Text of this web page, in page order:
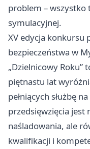
problem – wszystko
symulacyjnej.
XV edycja konkursu
bezpieczeństwa w
„Dzielnicowy
piętnastu lat
pełniących służbę
przedsięwzięcia jest
naśladowania, ale
kwalifikacji i